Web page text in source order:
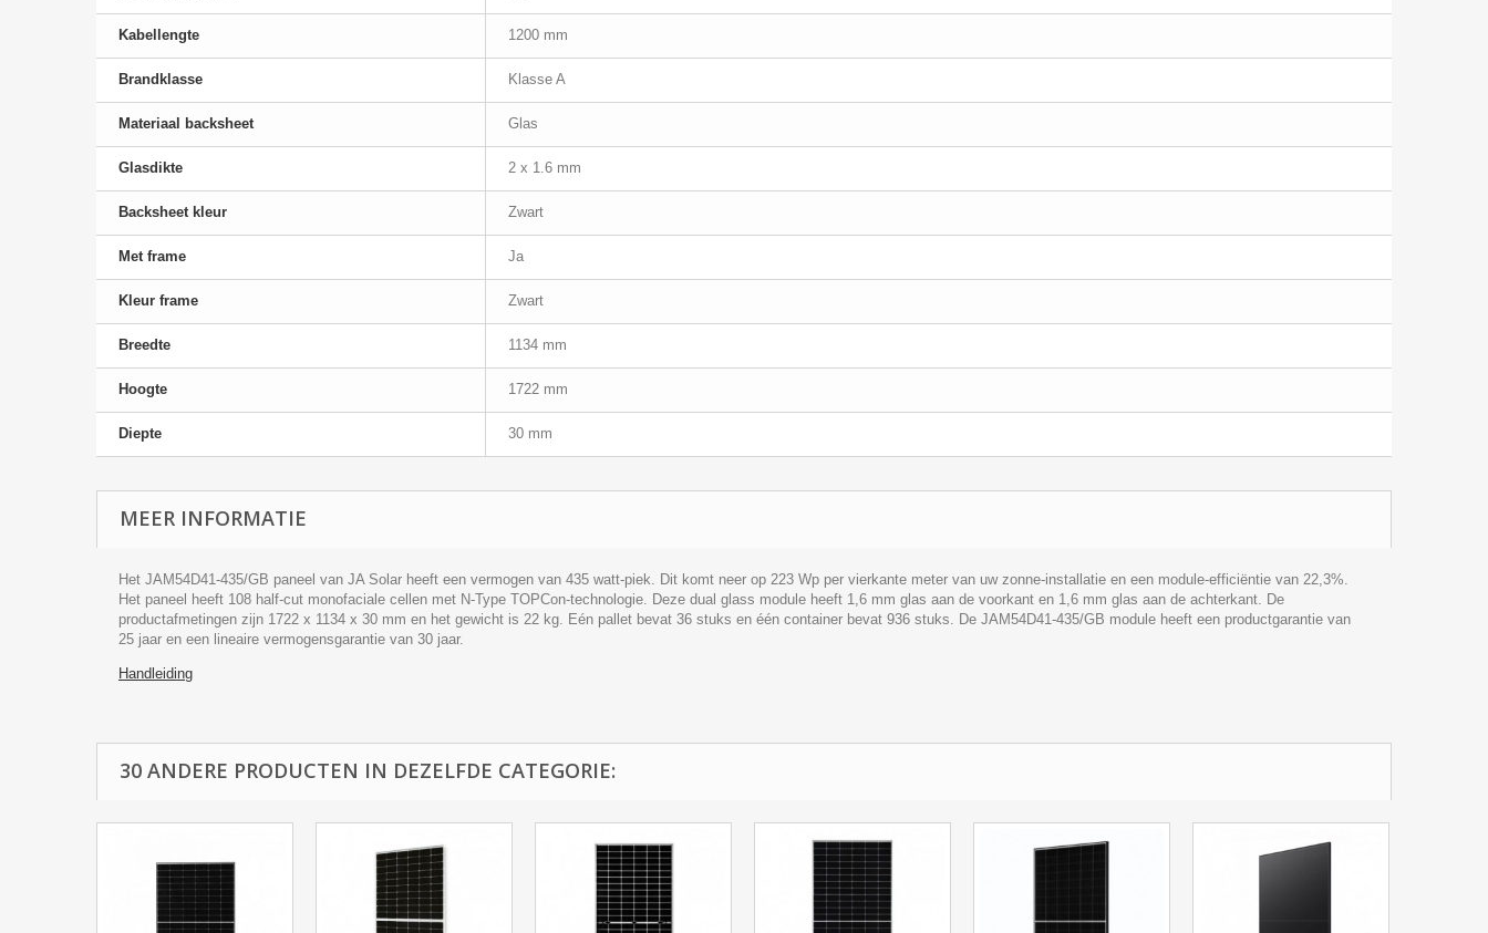
Kabellengte 1200 mm
Brandklasse Klasse A
Materiaal backsheet Glas
Glasdikte 2 x 1.6 mm
Backsheet kleur Zwart
Met frame Ja
Kleur frame Zwart
Breedte 1134 mm
Hoogte 1722 mm
Diepte 30 mm
MEER INFORMATIE
Het JAM54D41-435/GB paneel van JA Solar heeft een vermogen van 435 watt-piek. Dit komt neer op 223 Wp per vierkante meter van uw zonne-installatie en een module-efficiëntie van 22,3%.
Het paneel heeft 108 half-cut monofaciale cellen met N-Type TOPCon-technologie. Deze dual glass module heeft 1,6 mm glas aan de voorkant en 1,6 mm glas aan de achterkant. De
productafmetingen zijn 1722 x 1134 x 30 mm en het gewicht is 22 kg. Eén pallet bevat 36 stuks en één container bevat 936 stuks. De JAM54D41-435/GB module heeft een productgarantie van
25 jaar en een lineaire vermogensgarantie van 30 jaar.
Handleiding
30 ANDERE PRODUCTEN IN DEZELFDE CATEGORIE: